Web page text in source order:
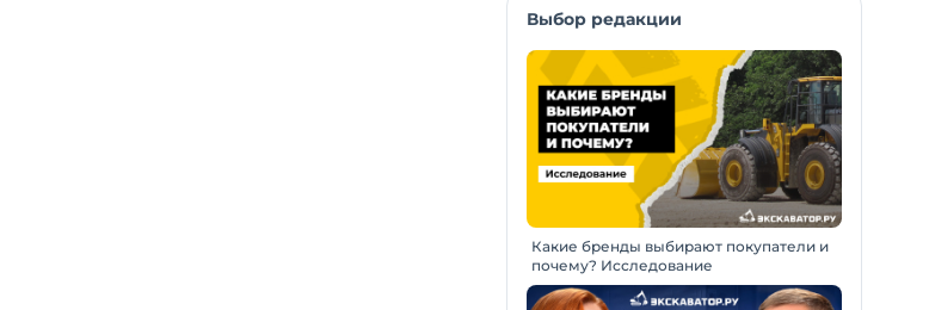
Выбор редакции
Какие бренды выбирают покупатели и
почему? Исследование